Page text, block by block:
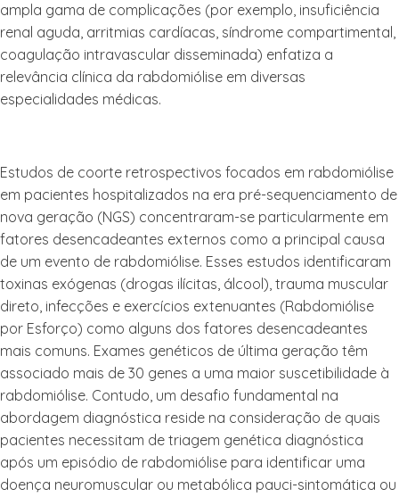
ampla gama de complicações (por exemplo, insuficiência
renal aguda, arritmias cardíacas, síndrome compartimental,
coagulação intravascular disseminada) enfatiza a
relevância clínica da rabdomiólise em diversas
especialidades médicas.
Estudos de coorte retrospectivos focados em rabdomiólise
em pacientes hospitalizados na era pré-sequenciamento de
nova geração (NGS) concentraram-se particularmente em
fatores desencadeantes externos como a principal causa
de um evento de rabdomiólise. Esses estudos identificaram
toxinas exógenas (drogas ilícitas, álcool), trauma muscular
direto, infecções e exercícios extenuantes (Rabdomiólise
por Esforço) como alguns dos fatores desencadeantes
mais comuns. Exames genéticos de última geração têm
associado mais de 30 genes a uma maior suscetibilidade à
rabdomiólise. Contudo, um desafio fundamental na
abordagem diagnóstica reside na consideração de quais
pacientes necessitam de triagem genética diagnóstica
após um episódio de rabdomiólise para identificar uma
doença neuromuscular ou metabólica pauci-sintomática ou